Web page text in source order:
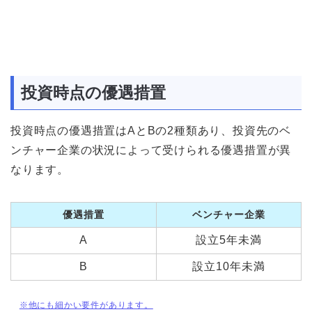
投資時点の優遇措置
投資時点の優遇措置はAとBの2種類あり、投資先のベ
ンチャー企業の状況によって受けられる優遇措置が異
なります。
優遇措置 ベンチャー企業
A 設立5年未満
B 設立10年未満
※他にも細かい要件があります。